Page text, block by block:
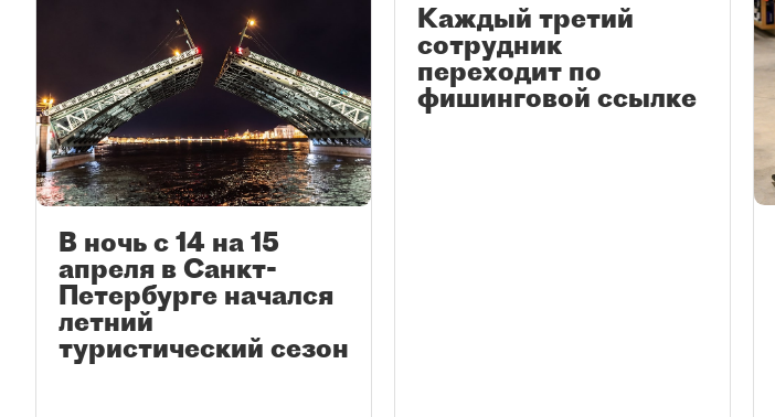
В ночь с 14 на 15
апреля в Санкт-
Петербурге начался
летний
туристический сезон
Каждый третий
сотрудник
переходит по
фишинговой ссылке